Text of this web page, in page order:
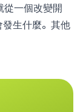
從一個改變開
生什麼。其他